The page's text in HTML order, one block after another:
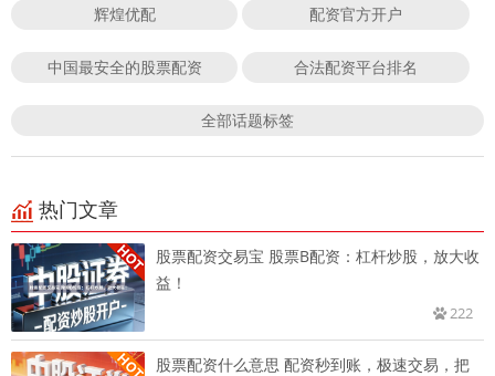
辉煌优配 配资官方开户
中国最安全的股票配资 合法配资平台排名
全部话题标签
热门文章
股票配资交易宝 股票B配资：杠杆炒股，放大收
益！
222
股票配资什么意思 配资秒到账，极速交易，把